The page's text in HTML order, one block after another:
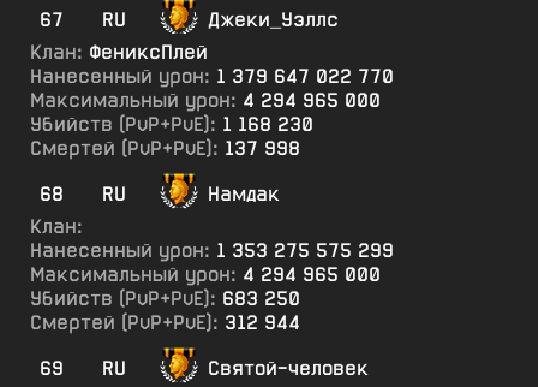
67
RU
Джеки_Уэллс
Клан: ФениксПлей
Нанесенный урон: 1 379 647 022 770
Максимальный урон: 4 294 965 000
Убийств (PvP+PvE): 1 168 230
Смертей (PvP+PvE): 137 998
68
RU
Намдак
Клан:
Нанесенный урон: 1 353 275 575 299
Максимальный урон: 4 294 965 000
Убийств (PvP+PvE): 683 250
Смертей (PvP+PvE): 312 944
69
RU
Святой-человек